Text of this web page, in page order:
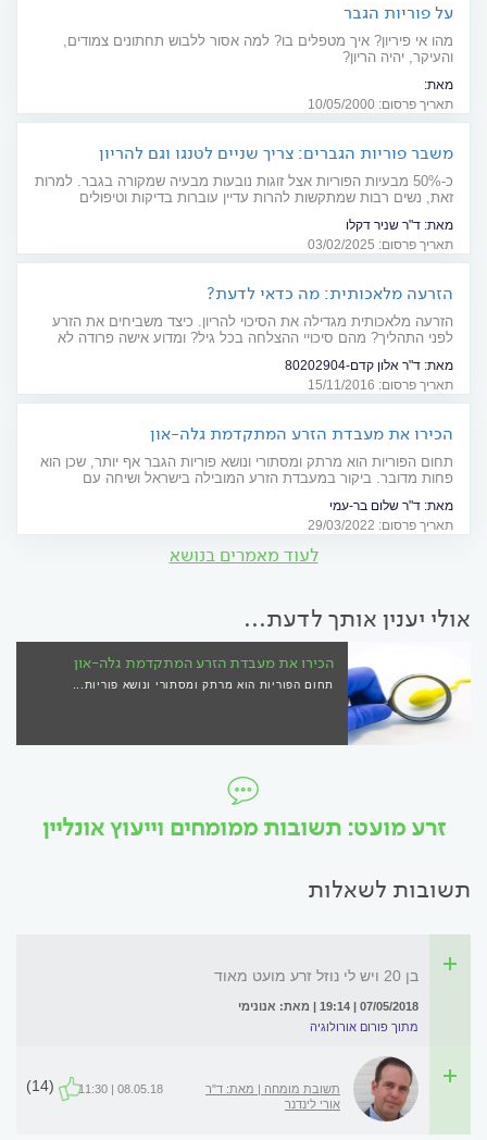
על פוריות הגבר
מהו אי פיריון? איך מטפלים בו? למה אסור ללבוש תחתונים צמודים,
והעיקר, יהיה הריון?
מאת:
כמות זרע נמוכה, בעייה בתכונות הזרע, בעיה בשפיכה, אבחון, טיפול ומניעה של
אי פיריון. הכל בכתבה שלהלן
תאריך פרסום: 10/05/2000
משבר פוריות הגברים: צריך שניים לטנגו וגם להריון
כ-50% מבעיות הפוריות אצל זוגות נובעות מבעיה שמקורה בגבר. למרות
זאת, נשים רבות שמתקשות להרות עדיין עוברות בדיקות וטיפולים
להפרעות בתפקוד המיני ובפוריות הגבר, מסביר על הגורמים, הטיפולים
והטעויות הנפוצות שזוגות עושים בדרך להריון
מאת: ד"ר שניר דקלו
תאריך פרסום: 03/02/2025
הזרעה מלאכותית: מה כדאי לדעת?
הזרעה מלאכותית מגדילה את הסיכוי להריון. כיצד משביחים את הזרע
לפני התהליך? מהם סיכויי ההצלחה בכל גיל? ומדוע אישה פרודה לא
מאת: ד"ר אלון קדם-80202904
תאריך פרסום: 15/11/2016
הכירו את מעבדת הזרע המתקדמת גלה-און
תחום הפוריות הוא מרתק ומסתורי ונושא פוריות הגבר אף יותר, שכן הוא
פחות מדובר. ביקור במעבדת הזרע המובילה בישראל ושיחה עם
מאת: ד"ר שלום בר-עמי
תאריך פרסום: 29/03/2022
לעוד מאמרים בנושא
אולי יענין אותך לדעת...
הכירו את מעבדת הזרע המתקדמת גלה-און
תחום הפוריות הוא מרתק ומסתורי ונושא פוריות...
זרע מועט: תשובות ממומחים וייעוץ אונליין
תשובות לשאלות
בן 20 ויש לי נוזל זרע מועט מאוד
07/05/2018 | 19:14 | מאת: אנונימי
מתוך פורום אורולוגיה
תשובת מומחה | מאת: ד"ר
אורי לינדנר
08.05.18 | 11:30
(14)